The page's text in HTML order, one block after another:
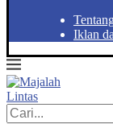
Iklan